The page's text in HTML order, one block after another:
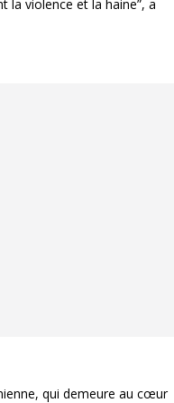
la violence et la haine”, a
qui demeure au cœur